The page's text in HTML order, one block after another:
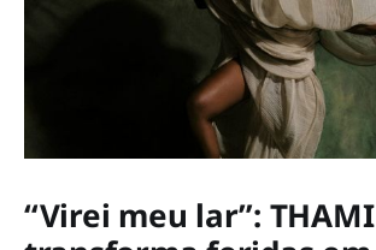
“Virei meu lar”: THAMI